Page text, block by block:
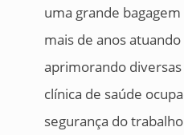
uma grande
mais de anos
aprimorando
clínica de saúde
segurança do